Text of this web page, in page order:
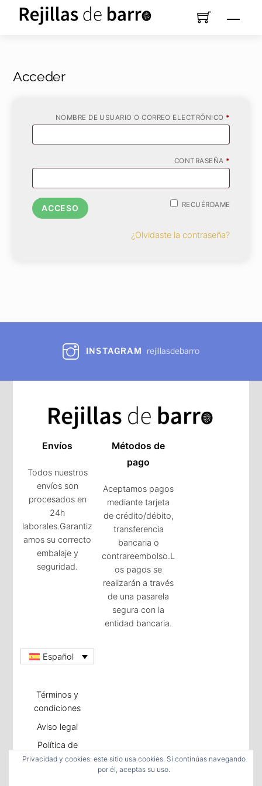
Saltar
Menú
Acceder
NOMBRE DE USUARIO O CORREO ELECTRÓNICO *
CONTRASEÑA *
RECUÉRDAME
ACCESO
¿Olvidaste la contraseña?
INSTAGRAM rejillasdebarro
Envíos
Todos nuestros
envíos son
procesados en
24h
laborales.Garantiz
amos su correcto
embalaje y
seguridad.
Métodos de
pago
Aceptamos pagos
mediante tarjeta
de crédito/débito,
transferencia
bancaria o
contrareembolso.L
os pagos se
realizarán a través
de una pasarela
segura con la
entidad bancaria.
Español
Privacidad y cookies: este sitio usa cookies. Si continúas navegando
por él, aceptas su uso.
Términos y
condiciones
Aviso legal
Política de
privacidad